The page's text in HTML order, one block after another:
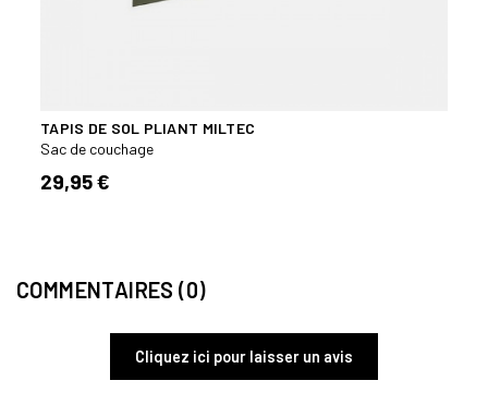
TAPIS DE SOL PLIANT MILTEC
Sac de couchage
29,95 €
COMMENTAIRES (0)
Cliquez ici pour laisser un avis